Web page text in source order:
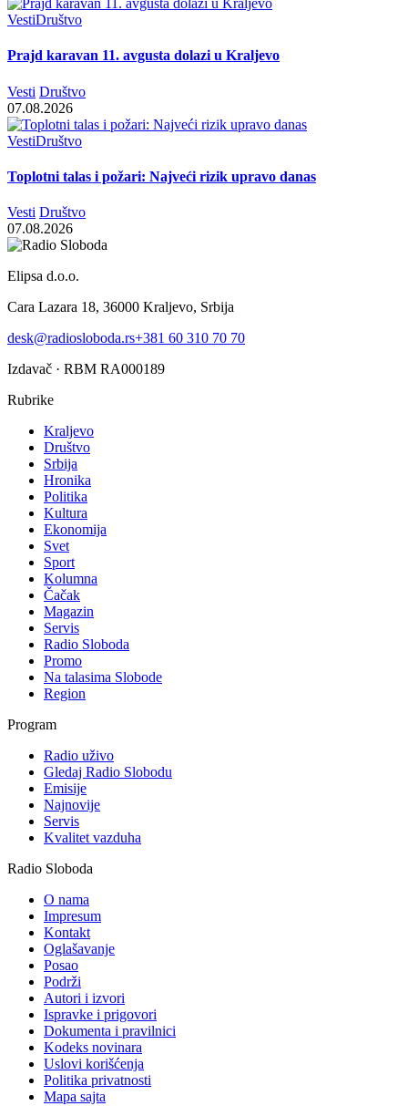
VestiDruštvo
Prajd karavan 11. avgusta dolazi u Kraljevo
Vesti Društvo
07.08.2026
VestiDruštvo
Toplotni talas i požari: Najveći rizik upravo danas
Vesti Društvo
07.08.2026
Elipsa d.o.o.
Cara Lazara 18, 36000 Kraljevo, Srbija
desk@radiosloboda.rs+381 60 310 70 70
Izdavač · RBM RA000189
Rubrike
Kraljevo
Društvo
Srbija
Hronika
Politika
Kultura
Ekonomija
Svet
Sport
Kolumna
Čačak
Magazin
Servis
Radio Sloboda
Promo
Na talasima Slobode
Region
Program
Radio uživo
Gledaj Radio Slobodu
Emisije
Najnovije
Servis
Kvalitet vazduha
Radio Sloboda
O nama
Impresum
Kontakt
Oglašavanje
Posao
Podrži
Autori i izvori
Ispravke i prigovori
Dokumenta i pravilnici
Kodeks novinara
Uslovi korišćenja
Politika privatnosti
Mapa sajta